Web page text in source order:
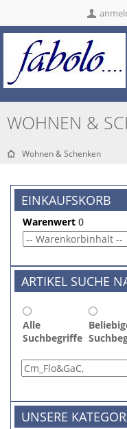
WOHNEN &
Wohnen & Schenken
EINKAUFSKORB
Warenwert 0
ARTIKEL SUCHE
Alle
Suchbegriffe
UNSERE